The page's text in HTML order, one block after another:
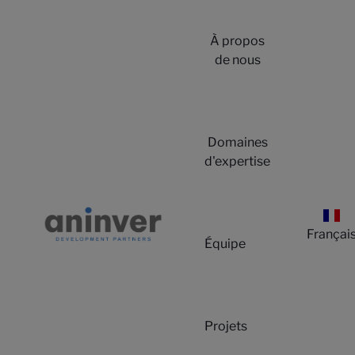
À propos
de nous
Domaines
d'expertise
Équipe
Projets